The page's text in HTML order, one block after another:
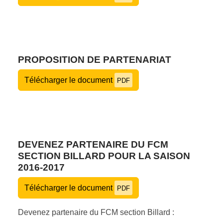
PROPOSITION DE PARTENARIAT
Télécharger le document PDF
DEVENEZ PARTENAIRE DU FCM
SECTION BILLARD POUR LA SAISON
2016-2017
Télécharger le document PDF
Devenez partenaire du FCM section Billard :